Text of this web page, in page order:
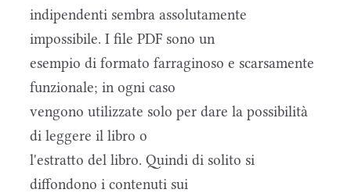
indipendenti sembra assolutamente
impossibile. I file PDF sono un
esempio di formato farraginoso e scarsamente
funzionale; in ogni caso
vengono utilizzate solo per dare la possibilità
di leggere il libro o
l'estratto del libro. Quindi di solito si
diffondono i contenuti sui